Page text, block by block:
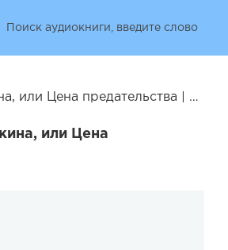
Цена предательства | 25462
или Цена